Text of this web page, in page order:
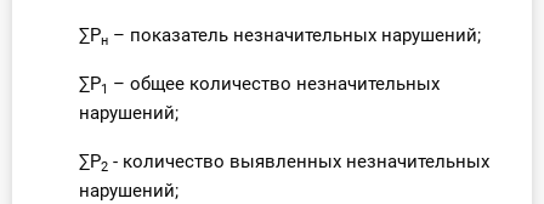
∑Рн – показатель незначительных нарушений;
∑Р1 – общее количество незначительных
нарушений;
∑Р2 - количество выявленных незначительных
нарушений;